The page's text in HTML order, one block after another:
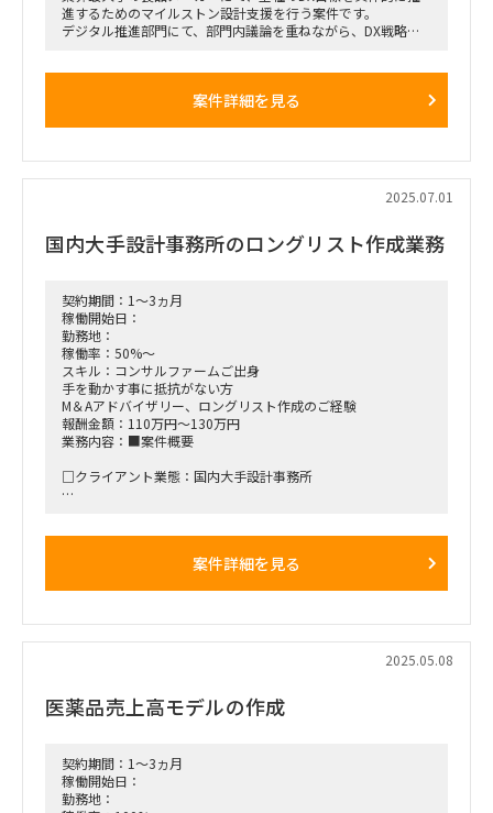
進するためのマイルストン設計支援を行う案件です。
デジタル推進部門にて、部門内議論を重ねながら、DX戦略の
れ、社内外との調整・示唆出し・資料化が求められます。
・デジタル推進部門と各事業部とのコミュニケーション支援
・中長期計画を基にした単年・単月単位のアクション設計
■体制：
■期間：
2025年7月7日～（まずは2ヶ月、延長可能性あり）
■出社の仕方について：
基本リモート（必要に応じて打ち合わせベースで出社の可能性
あり）
案件詳細を見る
2025.07.01
国内大手設計事務所のロングリスト作成業務
契約期間：1～3ヵ月
稼働開始日：
勤務地：
稼働率：50%～
スキル：コンサルファームご出身
手を動かす事に抵抗がない方
M＆Aアドバイザリー、ロングリスト作成のご経験
報酬金額：110万円～130万円
業務内容：■案件概要
□クライアント業態：国内大手設計事務所
■稼働開始日：2025年7月中旬 ～ 2025年9月
案件詳細を見る
2025.05.08
医薬品売上高モデルの作成
契約期間：1～3ヵ月
稼働開始日：
勤務地：